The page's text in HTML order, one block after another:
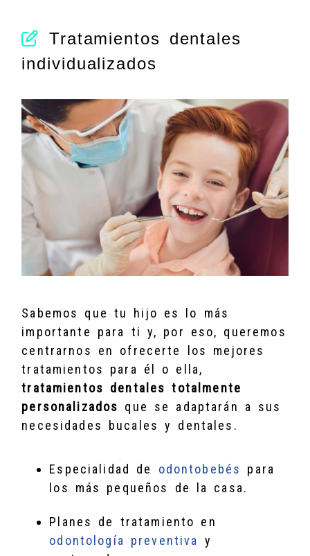
Tratamientos dentales
individualizados
Sabemos que tu hijo es lo más
importante para ti y, por eso, queremos
centrarnos en ofrecerte los mejores
tratamientos para él o ella,
tratamientos dentales totalmente
personalizados que se adaptarán a sus
necesidades bucales y dentales.
Especialidad de odontobebés para
los más pequeños de la casa.
Planes de tratamiento en
odontología preventiva
y